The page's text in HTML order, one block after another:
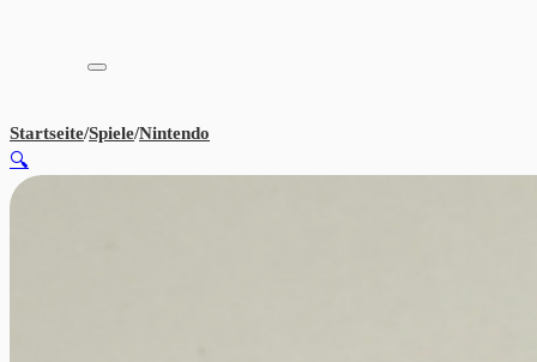
Startseite/Spiele/Nintendo
🔍